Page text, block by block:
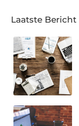
Laatste Bericht